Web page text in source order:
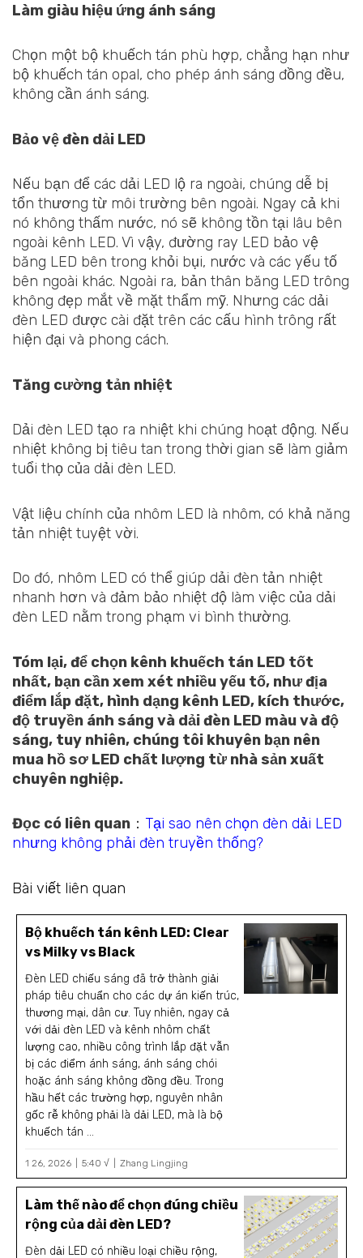
Làm giàu hiệu ứng ánh sáng
Chọn một bộ khuếch tán phù hợp, chẳng hạn như
bộ khuếch tán opal, cho phép ánh sáng đồng đều,
không cần ánh sáng.
Bảo vệ đèn dải LED
Nếu bạn để các dải LED lộ ra ngoài, chúng dễ bị
tổn thương từ môi trường bên ngoài. Ngay cả khi
nó không thấm nước, nó sẽ không tồn tại lâu bên
ngoài kênh LED. Vì vậy, đường ray LED bảo vệ
băng LED bên trong khỏi bụi, nước và các yếu tố
bên ngoài khác. Ngoài ra, bản thân băng LED trông
không đẹp mắt về mặt thẩm mỹ. Nhưng các dải
đèn LED được cài đặt trên các cấu hình trông rất
hiện đại và phong cách.
Tăng cường tản nhiệt
Dải đèn LED tạo ra nhiệt khi chúng hoạt động. Nếu
nhiệt không bị tiêu tan trong thời gian sẽ làm giảm
tuổi thọ của dải đèn LED.
Vật liệu chính của nhôm LED là nhôm, có khả năng
tản nhiệt tuyệt vời.
Do đó, nhôm LED có thể giúp dải đèn tản nhiệt
nhanh hơn và đảm bảo nhiệt độ làm việc của dải
đèn LED nằm trong phạm vi bình thường.
Tóm lại, để chọn kênh khuếch tán LED tốt
nhất, bạn cần xem xét nhiều yếu tố, như địa
điểm lắp đặt, hình dạng kênh LED, kích thước,
độ truyền ánh sáng và dải đèn LED màu và độ
sáng, tuy nhiên, chúng tôi khuyên bạn nên
mua hồ sơ LED chất lượng từ nhà sản xuất
chuyên nghiệp.
Đọc có liên quan ： Tại sao nên chọn đèn dải LED
nhưng không phải đèn truyền thống?
Bài viết liên quan
Bộ khuếch tán kênh LED: Clear
vs Milky vs Black
Đèn LED chiếu sáng đã trở thành giải
pháp tiêu chuẩn cho các dự án kiến trúc,
thương mại, dân cư. Tuy nhiên, ngay cả
với dải đèn LED và kênh nhôm chất
lượng cao, nhiều công trình lắp đặt vẫn
bị các điểm ánh sáng, ánh sáng chói
hoặc ánh sáng không đồng đều. Trong
hầu hết các trường hợp, nguyên nhân
gốc rễ không phải là dải LED, mà là bộ
khuếch tán ...
1 26, 2026 5:40 √ Zhang Lingjing
Làm thế nào để chọn đúng chiều
rộng của dải đèn LED?
Đèn dải LED có nhiều loại chiều rộng,